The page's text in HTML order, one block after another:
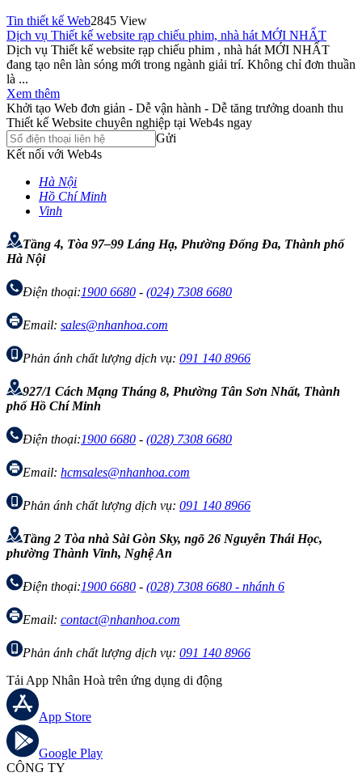
Tin thiết kế Web2845 View
Dịch vụ Thiết kế website rạp chiếu phim, nhà hát MỚI NHẤT
Dịch vụ Thiết kế website rạp chiếu phim , nhà hát MỚI NHẤT
đang tạo nên làn sóng mới trong ngành giải trí. Không chỉ đơn thuần
là ...
Xem thêm
Khởi tạo Web đơn giản - Dễ vận hành - Dễ tăng trưởng doanh thu
Thiết kế Website chuyên nghiệp tại Web4s ngay
Gửi
Kết nối với Web4s
Hà Nội
Hồ Chí Minh
Vinh
Tầng 4, Tòa 97–99 Láng Hạ, Phường Đống Đa, Thành phố
Hà Nội
Điện thoại:1900 6680 - (024) 7308 6680
Email: sales@nhanhoa.com
Phản ánh chất lượng dịch vụ: 091 140 8966
927/1 Cách Mạng Tháng 8, Phường Tân Sơn Nhất, Thành
phố Hồ Chí Minh
Điện thoại:1900 6680 - (028) 7308 6680
Email: hcmsales@nhanhoa.com
Phản ánh chất lượng dịch vụ: 091 140 8966
Tầng 2 Tòa nhà Sài Gòn Sky, ngõ 26 Nguyễn Thái Học,
phường Thành Vinh, Nghệ An
Điện thoại:1900 6680 - (028) 7308 6680 - nhánh 6
Email: contact@nhanhoa.com
Phản ánh chất lượng dịch vụ: 091 140 8966
Tải App Nhân Hoà trên ứng dụng di động
App Store
Google Play
CÔNG TY